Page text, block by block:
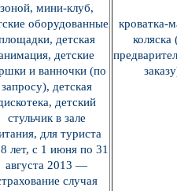
зоной, мини-клуб,
оборудованные
детская
детские
и ванночки (по
запросу), детская
детский
стульчик в зале
для туриста
лет, с 1 июня по 31
августа 2013 —
случая
кроватка-
коляска